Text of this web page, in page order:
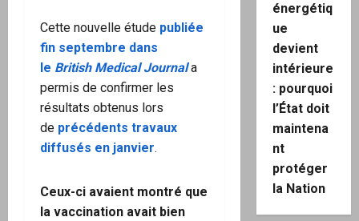
Cette nouvelle étude publiée
fin septembre dans
le British Medical Journala
permis de confirmer les
résultats obtenus lors
de précédents travaux
diffusés en janvier.
Ceux-ci avaient montré que
la vaccination avait bien
énergétiq
ue
devient
intérieure
: pourquoi
l’État doit
maintena
nt
protéger
la Nation